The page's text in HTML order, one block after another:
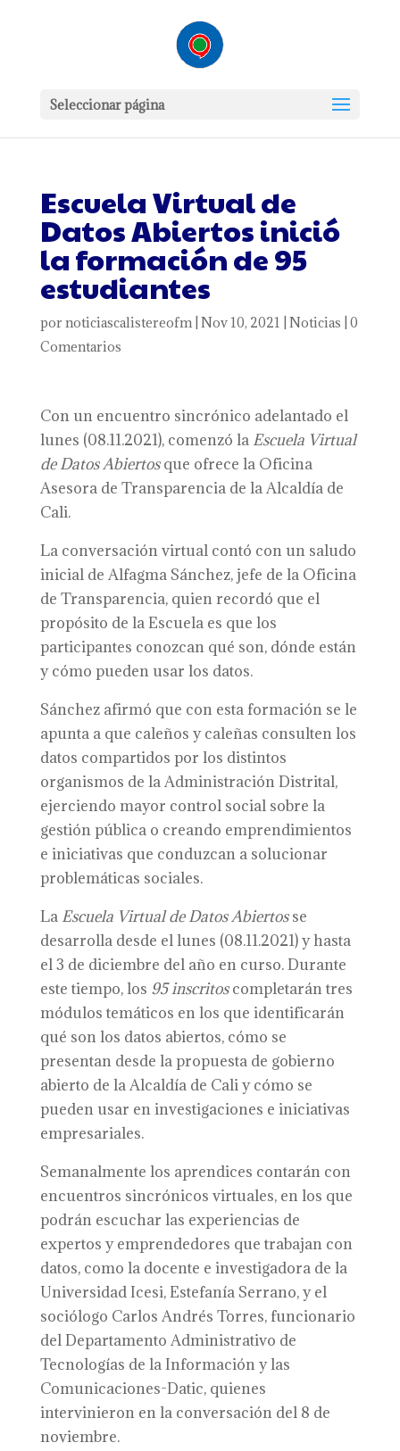
Seleccionar página
Escuela Virtual de
Datos Abiertos inició
la formación de 95
estudiantes
por noticiascalistereofm| Nov 10, 2021 Noticias 0
Comentarios
Con un encuentro sincrónico adelantado el
lunes (08.11.2021), comenzó la Escuela Virtual
de Datos Abiertosque ofrece la Oficina
Asesora de Transparencia de la Alcaldía de
Cali.
La conversación virtual contó con un saludo
inicial de Alfagma Sánchez, jefe de la Oficina
de Transparencia, quien recordó que el
propósito de la Escuela es que los
participantes conozcan qué son, dónde están
y cómo pueden usar los datos.
Sánchez afirmó que con esta formación se le
apunta a que caleños y caleñas consulten los
datos compartidos por los distintos
organismos de la Administración Distrital,
ejerciendo mayor control social sobre la
gestión pública o creando emprendimientos
e iniciativas que conduzcan a solucionar
problemáticas sociales.
La Escuela Virtual de Datos Abiertosse
desarrolla desde el lunes (08.11.2021) y hasta
el 3 de diciembre del año en curso. Durante
este tiempo, los 95 inscritoscompletarán tres
módulos temáticos en los que identificarán
qué son los datos abiertos, cómo se
presentan desde la propuesta de gobierno
abierto de la Alcaldía de Cali y cómo se
pueden usar en investigaciones e iniciativas
empresariales.
Semanalmente los aprendices contarán con
encuentros sincrónicos virtuales, en los que
podrán escuchar las experiencias de
expertos y emprendedores que trabajan con
datos, como la docente e investigadora de la
Universidad Icesi, Estefanía Serrano, y el
sociólogo Carlos Andrés Torres, funcionario
del Departamento Administrativo de
Tecnologías de la Información y las
Comunicaciones-Datic, quienes
intervinieron en la conversación del 8 de
noviembre.